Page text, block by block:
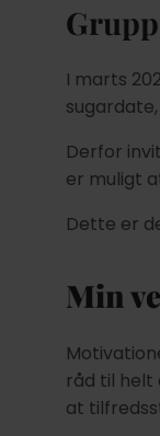
I marts
Derfor
er muligt
Dette er
Min
råd til helt
at